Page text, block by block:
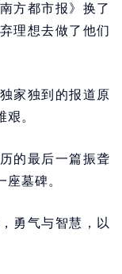
方都市报》换了
理想去做了他们
家独到的报道原
。
的最后一篇振聋
墓碑。
勇气与智慧，以